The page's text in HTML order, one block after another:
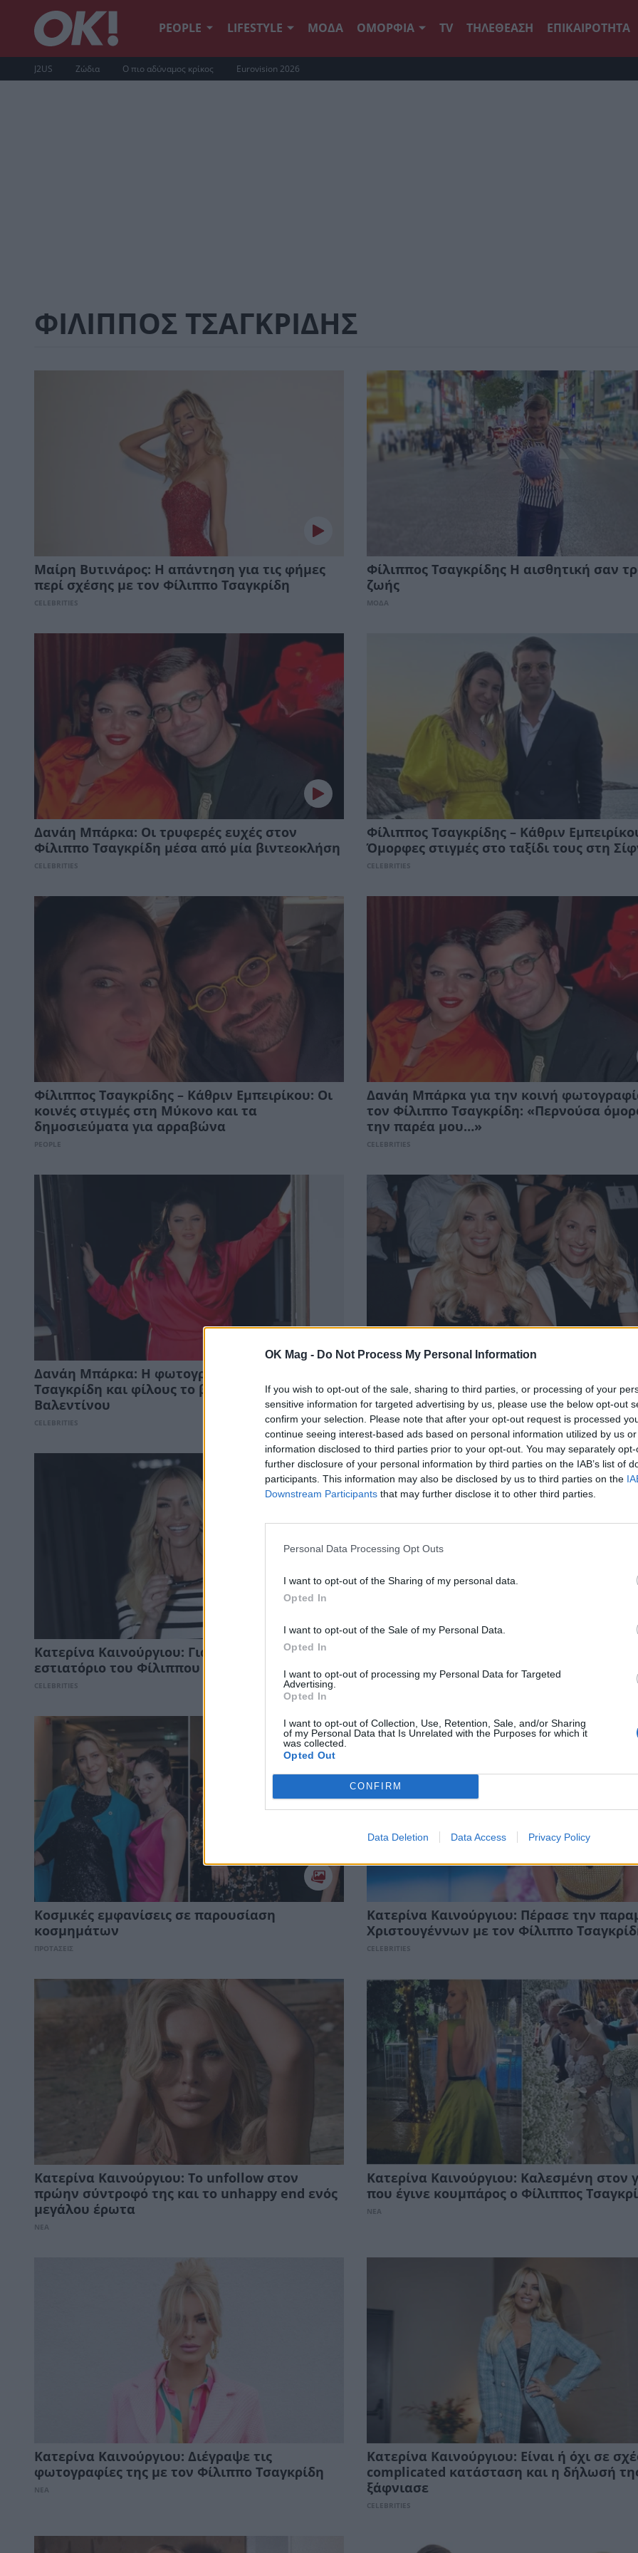
OK Mag - Do Not Process My Personal Information
If you wish to opt-out of the sale, sharing to third parties, or processing of your
sensitive information for targeted advertising by us, please use the below opt-out
confirm your selection. Please note that after your opt-out request is processed
continue seeing interest-based ads based on personal information utilized by us
information disclosed to third parties prior to your opt-out. You may separately
further disclosure of your personal information by third parties on the IAB’s list of
participants. This information may also be disclosed by us to third parties on the
Downstream Participants that may further disclose it to other third parties.
Personal Data Processing Opt Outs
I want to opt-out of the Sharing of my personal data.
Opted In
I want to opt-out of the Sale of my Personal Data.
Opted In
I want to opt-out of processing my Personal Data for Targeted
Advertising.
Opted In
I want to opt-out of Collection, Use, Retention, Sale, and/or Sharing
of my Personal Data that Is Unrelated with the Purposes for which it
was collected.
Opted Out
CONFIRM
Data Deletion Data Access Privacy Policy
PEOPLE LIFESTYLE ΜΟΔΑ ΟΜΟΡΦΙΑ TV ΤΗΛΕΘΕΑΣΗ ΕΠΙΚΑΙΡΟΤΗΤΑ
J2US Ζώδια Ο πιο αδύναμος κρίκος Eurovision 2026
ΦΙΛΙΠΠΟΣ ΤΣΑΓΚΡΙΔΗΣ
Μαίρη Βυτινάρος: Η απάντηση για τις φήμες
περί σχέσης με τον Φίλιππο Τσαγκρίδη
CELEBRITIES
Φίλιππος Τσαγκρίδης Η αισθητική σαν
ζωής
ΜΟΔΑ
Δανάη Μπάρκα: Οι τρυφερές ευχές στον
Φίλιππο Τσαγκρίδη μέσα από μία βιντεοκλήση
CELEBRITIES
Φίλιππος Τσαγκρίδης – Κάθριν
Όμορφες στιγμές στο ταξίδι τους στη
CELEBRITIES
Φίλιππος Τσαγκρίδης – Κάθριν Εμπειρίκου: Οι
κοινές στιγμές στη Μύκονο και τα
δημοσιεύματα για αρραβώνα
PEOPLE
Δανάη Μπάρκα για την κοινή
τον Φίλιππο Τσαγκρίδη: «Περνούσα
την παρέα μου…»
CELEBRITIES
Δανάη Μπάρκα: Η φωτογραφία με τον Φίλιππο
Τσαγκρίδη και φίλους το βράδυ του Αγίου
Βαλεντίνου
CELEBRITIES
black and white looks σε βραβεία
γαστρονομίας
CELEBRITIES
Κατερίνα Καινούργιου: Για φαγητό στο
εστιατόριο του Φίλιππου Τσαγκρίδη!
CELEBRITIES
Θεσσαλονίκη με τον πρώην σύντροφό
Κοσμικές εμφανίσεις σε παρουσίαση
κοσμημάτων
ΠΡΟΤΑΣΕΙΣ
Κατερίνα Καινούργιου: Πέρασε την
Χριστουγέννων με τον Φίλιππο
CELEBRITIES
Κατερίνα Καινούργιου: Το unfollow στον
πρώην σύντροφό της και το unhappy end ενός
μεγάλου έρωτα
ΝΕΑ
Κατερίνα Καινούργιου: Καλεσμένη στον
που έγινε κουμπάρος ο Φίλιππος
ΝΕΑ
Κατερίνα Καινούργιου: Διέγραψε τις
φωτογραφίες της με τον Φίλιππο Τσαγκρίδη
ΝΕΑ
Κατερίνα Καινούργιου: Είναι ή όχι σε
complicated κατάσταση και η δήλωσή
ξάφνιασε
CELEBRITIES